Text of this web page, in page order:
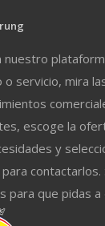
nuestro
o servicio, mira
escoge la
y
contactarlos.
para que pidas a